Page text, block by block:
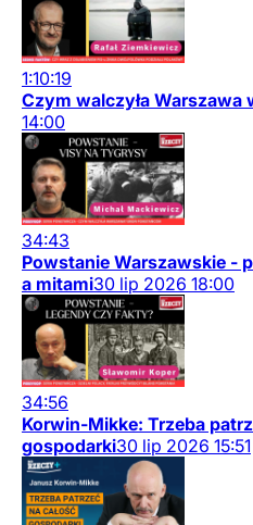
1:10:19
Czym walczyła Warszawa
14:00
34:43
Powstanie Warszawskie -
a mitami30 lip 2026 18:00
34:56
Korwin-Mikke: Trzeba
gospodarki30 lip 2026 15:51